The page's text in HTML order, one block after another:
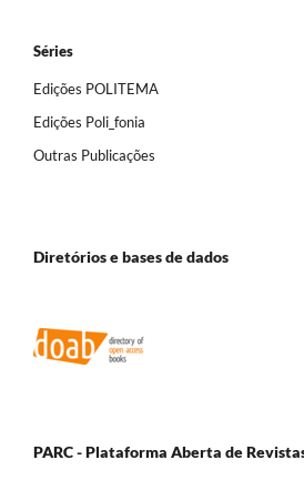
Séries
Edições POLITEMA
Edições Poli_fonia
Outras Publicações
Diretórios e bases de dados
PARC - Plataforma Aberta de